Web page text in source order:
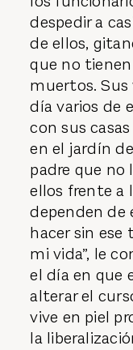
despedir a
de ellos,
que no
muertos. Sus
día varios de
con sus
en el jardín
padre que no
ellos frente a
dependen de
hacer sin ese
mi vida”, le
el día en que
alterar el
vive en piel
la